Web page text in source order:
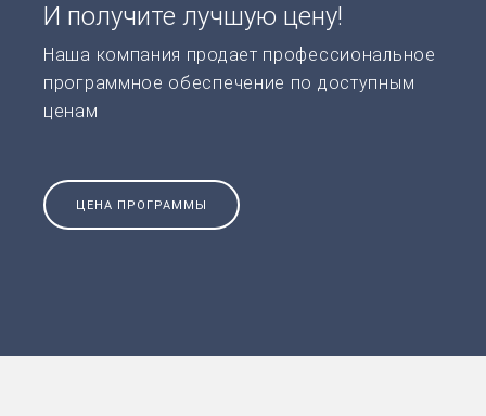
И получите лучшую цену!
Наша компания продает профессиональное
программное обеспечение по доступным
ценам
ЦЕНА ПРОГРАММЫ